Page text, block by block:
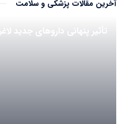
آخرین مقالات پزشکی و سلامت
تأثیر پنهانی داروهای جدید